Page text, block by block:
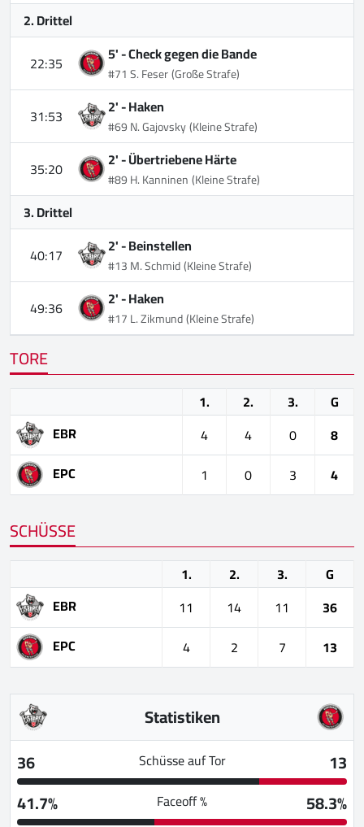
2. Drittel
22:35
5' -Check gegen die Bande
#71 S. Feser(Große Strafe)
31:53 2' -Haken
#69 N. Gajovsky(Kleine Strafe)
35:20 2' -Übertriebene Härte
#89 H. Kanninen(Kleine Strafe)
3. Drittel
40:17
2' -Beinstellen
#13 M. Schmid(Kleine Strafe)
49:36 2' -Haken
#17 L. Zikmund(Kleine Strafe)
TORE
1. 2. 3.
G
EBR
4 4 0
8
EPC
1 0 3 4
SCHÜSSE
1. 2. 3.
G
EBR
11 14 11
36
EPC
4 2 7 13
Statistiken
36
Schüsse auf Tor
13
41.7%
Faceoff %
58.3%